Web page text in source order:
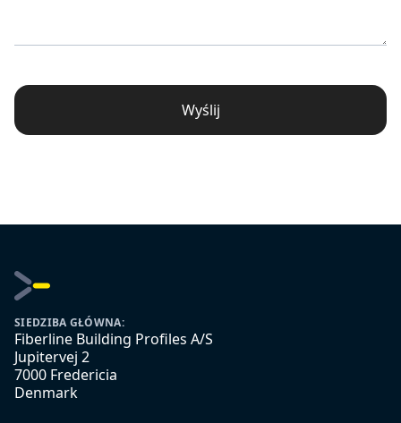
Wyślij
SIEDZIBA GŁÓWNA:
Fiberline Building Profiles A/S
Jupitervej 2
7000 Fredericia
Denmark